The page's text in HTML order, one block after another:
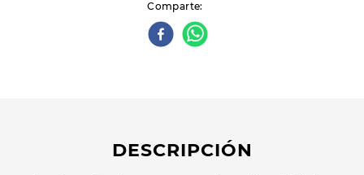
Comparte
DESCRIPCIÓN